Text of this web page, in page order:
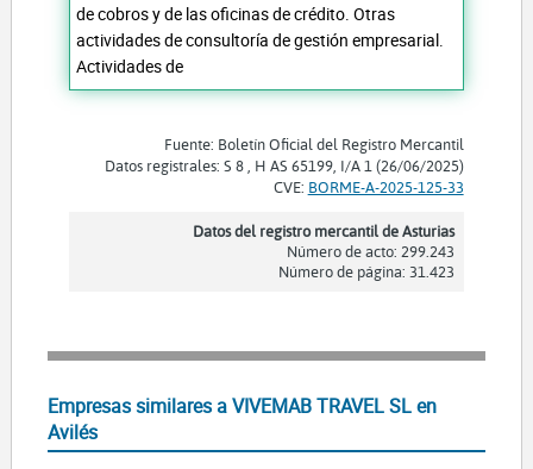
de cobros y de las oficinas de crédito. Otras
actividades de consultoría de gestión empresarial.
Actividades de
Fuente: Boletín Oficial del Registro Mercantil
Datos registrales: S 8 , H AS 65199, I/A 1 (26/06/2025)
CVE: BORME-A-2025-125-33
Datos del registro mercantil de Asturias
Número de acto: 299.243
Número de página: 31.423
Empresas similares a VIVEMAB TRAVEL SL en
Avilés